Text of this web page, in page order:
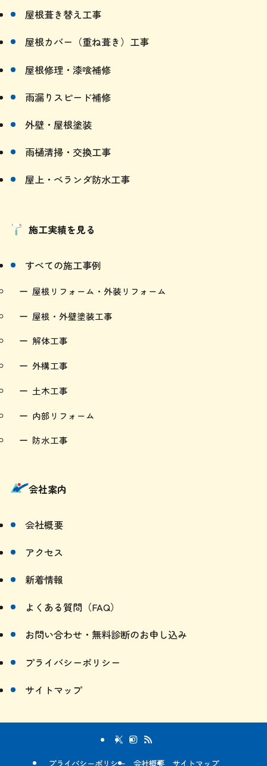
屋根葺き替え工事
屋根カバー（重ね葺き）工事
屋根修理・漆喰補修
雨漏りスピード補修
外壁・屋根塗装
雨樋清掃・交換工事
すべての施工事例
屋根リフォーム・外装リフォーム
屋根・外壁塗装工事
解体工事
外構工事
土木工事
内部リフォーム
会社概要
アクセス
新着情報
よくある質問（FAQ）
お問い合わせ・無料診断のお申し込み
プライバシーポリシー